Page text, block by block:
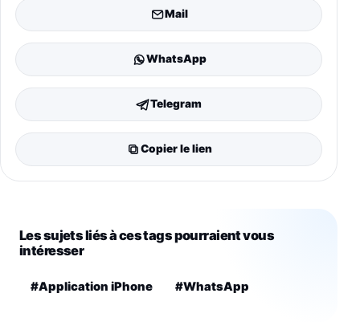
Mail
WhatsApp
Telegram
Copier le lien
Les sujets liés à ces tags pourraient vous
intéresser
#Application iPhone #WhatsApp